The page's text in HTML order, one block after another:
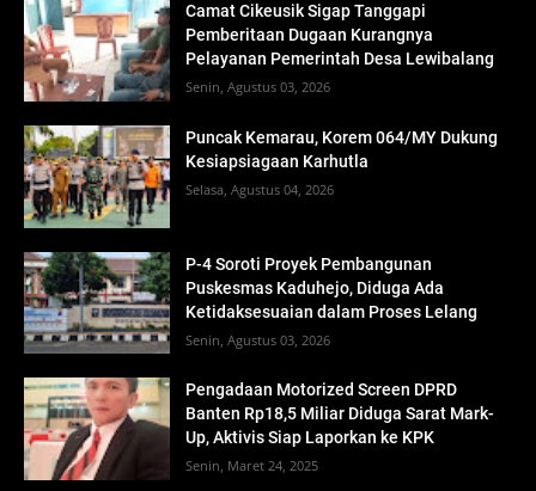
Camat Cikeusik Sigap Tanggapi
Pemberitaan Dugaan Kurangnya
Pelayanan Pemerintah Desa Lewibalang
Senin, Agustus 03, 2026
Puncak Kemarau, Korem 064/MY Dukung
Kesiapsiagaan Karhutla
Selasa, Agustus 04, 2026
P-4 Soroti Proyek Pembangunan
Puskesmas Kaduhejo, Diduga Ada
Ketidaksesuaian dalam Proses Lelang
Senin, Agustus 03, 2026
Pengadaan Motorized Screen DPRD
Banten Rp18,5 Miliar Diduga Sarat Mark-
Up, Aktivis Siap Laporkan ke KPK
Senin, Maret 24, 2025